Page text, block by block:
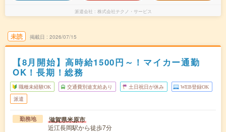
派遣会社 株式会社テクノ・サービス
未読 掲載日 2026/07/15
【8月開始】高時給1500円～！マイカー通勤
OK！長期！総務
職種未経験OK 交通費別途支給あり 土日祝日が休み WEB登録OK
派遣
勤務地 滋賀県米原市
近江長岡駅から徒歩7分